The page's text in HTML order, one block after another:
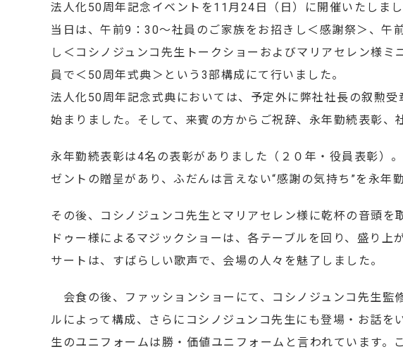
法人化50周年記念イベントを11月24日（日）に開催いたしまし
当日は、午前9：30～社員のご家族をお招きし＜感謝祭＞、午
し＜コシノジュンコ先生トークショーおよびマリアセレン様
員で＜50周年式典＞という3部構成にて行いました。
法人化50周年記念式典においては、予定外に弊社社長の叙勲
始まりました。そして、来賓の方からご祝辞、永年勤続表彰、
永年勤続表彰は4名の表彰がありました（２０年・役員表彰）
ゼントの贈呈があり、ふだんは言えない“感謝の気持ち”を永年
その後、コシノジュンコ先生とマリアセレン様に乾杯の音頭を
ドゥー様によるマジックショーは、各テーブルを回り、盛り
サートは、すばらしい歌声で、会場の人々を魅了しました。
会食の後、ファッションショーにて、コシノジュンコ先生監
ルによって構成、さらにコシノジュンコ先生にも登場・お話
生のユニフォームは勝・価値ユニフォームと言われています